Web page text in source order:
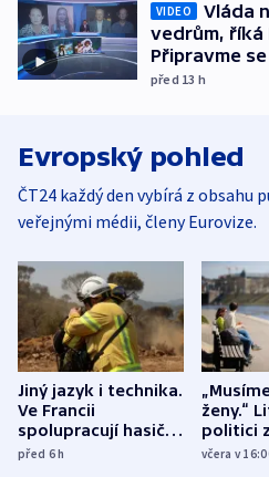
VIDEO
Vláda
vedrům, říká
Připravme
před 13 h
Evropský pohled
ČT24 každý den vybírá z obsahu
veřejnými médii, členy Eurovize.
Jiný jazyk i technika.
Ve Francii
spolupracují hasiči z
různých zemí
před 6h
ženy.“
politici
dohodu
včera v